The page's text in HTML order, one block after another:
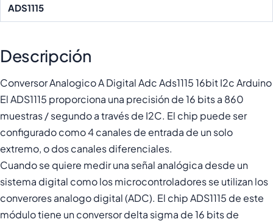
ADS1115
Descripción
Conversor Analogico A Digital Adc Ads1115 16bit I2c Arduino
El ADS1115 proporciona una precisión de 16 bits a 860
muestras / segundo a través de I2C. El chip puede ser
configurado como 4 canales de entrada de un solo
extremo, o dos canales diferenciales.
Cuando se quiere medir una señal analógica desde un
sistema digital como los microcontroladores se utilizan los
converores analogo digital (ADC). El chip ADS1115 de este
módulo tiene un conversor delta sigma de 16 bits de